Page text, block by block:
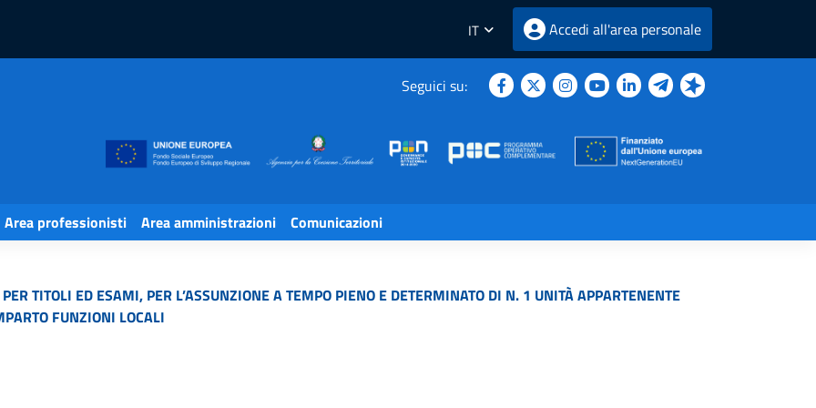
IT Accedi all'area personale
Seguici su:
Area professionisti Area amministrazioni Comunicazioni
TITOLI ED ESAMI, PER L’ASSUNZIONE A TEMPO PIENO E DETERMINATO DI N. 1 UNITÀ APPARTENENTE
FUNZIONI LOCALI